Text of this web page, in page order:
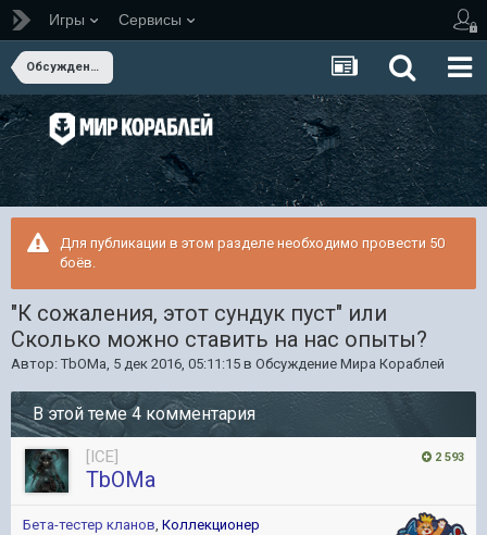
Игры Сервисы
Обсуждение Мира Кораблей
Для публикации в этом разделе необходимо провести 50
боёв.
"К сожаления, этот сундук пуст" или
Сколько можно ставить на нас опыты?
Автор: TbOMa, 5 дек 2016, 05:11:15 в Обсуждение Мира Кораблей
В этой теме 4 комментария
2 593
[ICE]
TbOMa
Бета-тестер кланов, Коллекционер